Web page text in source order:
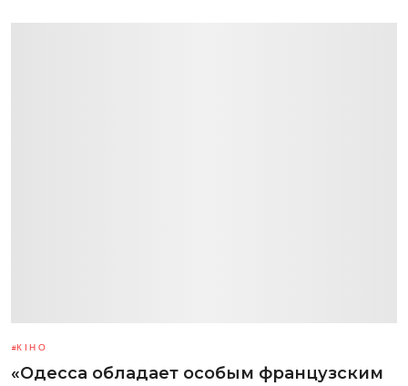
КІНО
«Одесса обладает особым французским